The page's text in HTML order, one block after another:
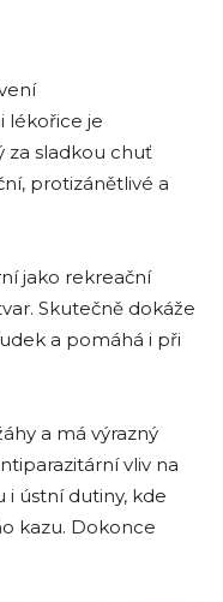
lékořice je
za sladkou chuť
protizánětlivé a
jako rekreační
Skutečně dokáže
a pomáhá i při
a má výrazný
vliv na
i ústní dutiny, kde
kazu. Dokonce